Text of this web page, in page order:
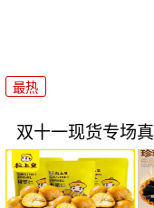
最热
双十一现货专场